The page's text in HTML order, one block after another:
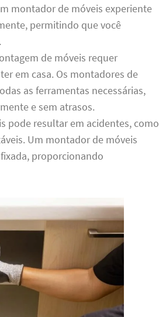
montador de móveis experiente
permitindo que você
de móveis requer
em casa. Os montadores de
as ferramentas necessárias,
e sem atrasos.
pode resultar em acidentes, como
Um montador de móveis
proporcionando